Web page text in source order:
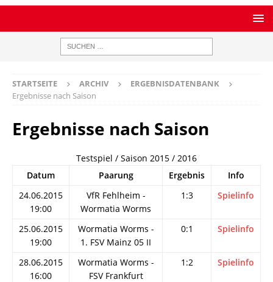
STARTSEITE ARCHIV
ERGEBNISDATENBANK
Ergebnisse nach Saison
Ergebnisse nach Saison
Testspiel / Saison 2015 / 2016
Datum
Paarung Ergebnis
Info
24.06.2015
19:00
VfR Fehlheim -
Wormatia Worms
1:3 Spielinfo
25.06.2015
19:00
Wormatia Worms -
1. FSV Mainz 05 II
0:1 Spielinfo
28.06.2015
16:00
Wormatia Worms -
FSV Frankfurt
1:2 Spielinfo